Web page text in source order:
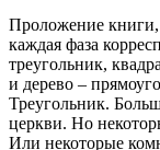
Проложение
каждая фаза
треугольник,
и дерево –
Треугольник.
церкви. Но
Или некоторые